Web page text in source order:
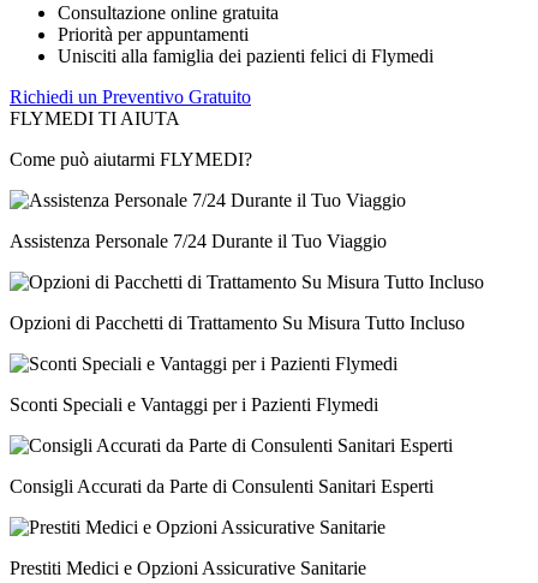
Consultazione online gratuita
Priorità per appuntamenti
Unisciti alla famiglia dei pazienti felici di Flymedi
Richiedi un Preventivo Gratuito
FLYMEDI TI AIUTA
Come può aiutarmi FLYMEDI?
Assistenza Personale 7/24 Durante il Tuo Viaggio
Opzioni di Pacchetti di Trattamento Su Misura Tutto Incluso
Sconti Speciali e Vantaggi per i Pazienti Flymedi
Consigli Accurati da Parte di Consulenti Sanitari Esperti
Prestiti Medici e Opzioni Assicurative Sanitarie